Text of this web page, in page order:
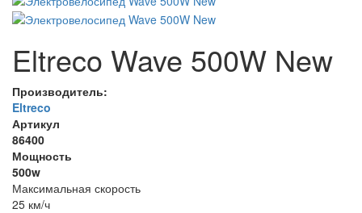
Eltreco Wave 500W New
Производитель:
Eltreco
Артикул
86400
Мощность
500w
Максимальная скорость
25 км/ч